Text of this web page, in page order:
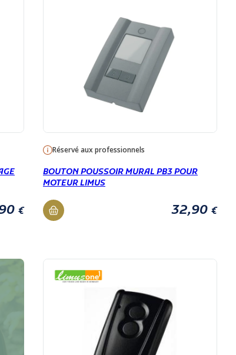
€
Réservé aux professionnels
BOUTON POUSSOIR MURAL PB3 POUR
MOTEUR LIMUS
32,90 €